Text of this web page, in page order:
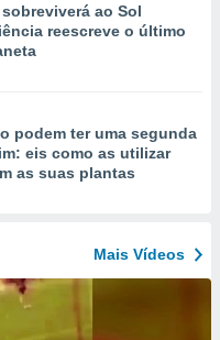
ao Sol
reescreve o último
podem ter uma segunda
eis como as utilizar
as suas plantas
Mais Vídeos